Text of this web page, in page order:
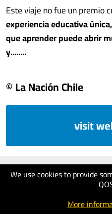
We use cookies to provide
More
Este viaje no fue un premio
experiencia educativa
que aprender puede abrir
y........
© La Nación Chile
visit